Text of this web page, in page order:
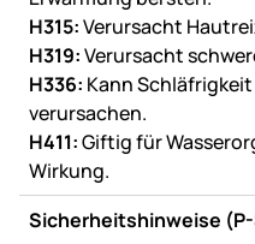
H315:Verursacht
H319:Verursacht
H336: Kann
verursachen.
H411:Giftig für
Wirkung.
Sicherheitshinweise